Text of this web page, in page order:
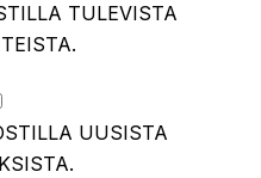
TULEVISTA
UUSISTA